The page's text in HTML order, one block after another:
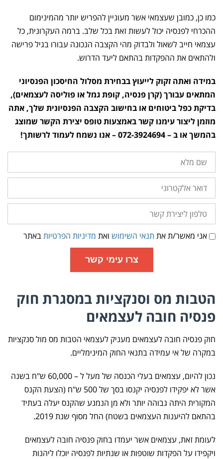
כמו כן, כמובן שעצמאי אשר מעוניין להפריש יותר מהמינימום
ההכרחי לפנסיה יכול לעשות זאת בכל שלב. ברמה העקרונית, כל
עצמאי חייב לשאול ולבדוק מהי הקצבה הנכונה עבורו בגיל פרישה
ולהתאים את ההפקדות בהתאם ליעד הדרוש.
במידה ואתה זקוק לייעוץ בבחירת מסלול החיסכון הפנסיוני
המתאים עבורך (קרן פנסיה, קופת גמל או פוליסה לעצמאים),
בדיקת כפל ביטוחים או בחישוב הקצבה הפנסיונית שלך, אתה
מוזמן ליצור עימנו קשר באמצעות טופס יצירת הקשר שמוצג
בהמשך או ב – 072-3924694 – אנו נשמח לעמוד לרשותך!
שם
מלא
דואר
אלקטרוני
טלפון
ליצירת
קשר
תנאי
שימוש
אני מאשר/ת את תנאי השימוש ואת מדיניות הפרטיותבאתר
צרו עימי קשר
הטבות מס וסנקציות במסגרת חוק
פנסיה חובה לעצמאים
חוק פנסיה חובה לעצמאים מעניק לעצמאי הטבות מס מול סנקציות
במקרה של אי עמידה בתנאי החוק המינימליים.
נכון להיום, עצמאים בעלי הכנסה של מעל ל – 60,000 ש"ח בשנה
אשר לא יפקידו לפנסיה יקנסו בסך של 500 ש"ח (הצעת הקנס
המקורית היתה גבוהה יותר ולא מן הנמנע שהקנס יעלה בעתיד
בהתאם להיענות העצמאים בשטח) החל מסוף שנת 2019.
לעומת זאת, עצמאים אשר יעמדו בחוק פנסיה חובה לעצמאים
ויקפידו על הפקדות שוטפות או שנתיות לפנסיה יוכלו ליהנות